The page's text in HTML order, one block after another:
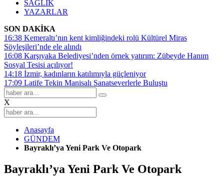
SAĞLIK
YAZARLAR
SON DAKİKA
16:38 Kemeraltı’nın kent kimliğindeki rolü Kültürel Miras
Söyleşileri’nde ele alındı
16:08 Karşıyaka Belediyesi’nden örnek yatırım: Zübeyde Hanım
Sosyal Tesisi açılıyor!
14:18 İzmir, kadınların katılımıyla güçleniyor
17:09 Latife Tekin Manisalı Sanatseverlerle Buluştu
X
Anasayfa
GÜNDEM
Bayraklı’ya Yeni Park Ve Otopark
Bayraklı’ya Yeni Park Ve Otopark